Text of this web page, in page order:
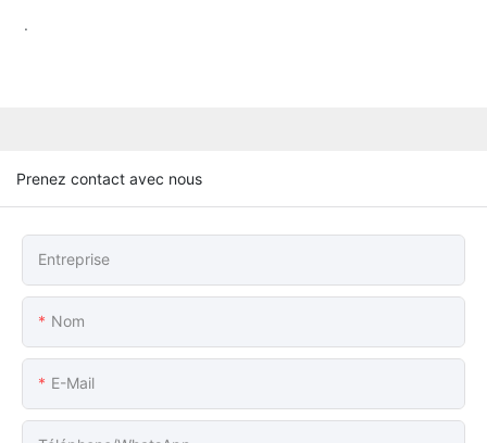
.
Prenez contact avec nous
Entreprise
Nom
E-Mail